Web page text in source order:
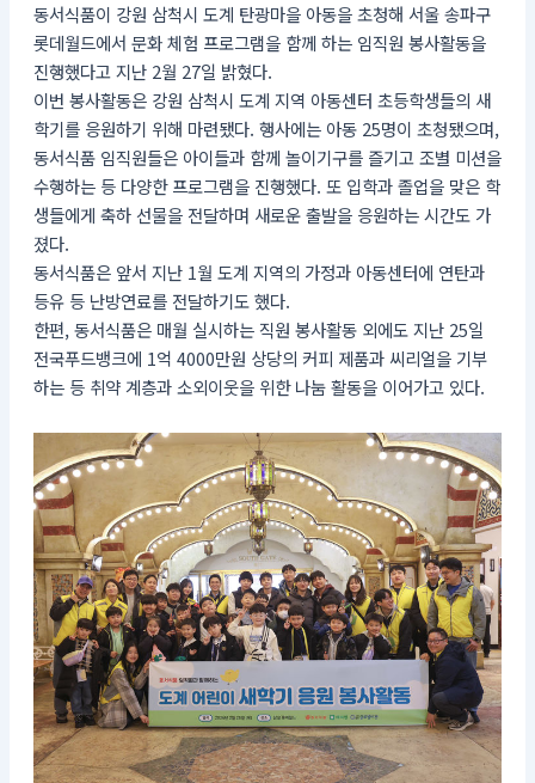
동서식품이 강원 삼척시 도계 탄광마을 아동을 초청해 서울 송파구
롯데월드에서 문화 체험 프로그램을 함께 하는 임직원 봉사활동을
진행했다고 지난 2월 27일 밝혔다.
이번 봉사활동은 강원 삼척시 도계 지역 아동센터 초등학생들의 새
학기를 응원하기 위해 마련됐다. 행사에는 아동 25명이 초청됐으며,
동서식품 임직원들은 아이들과 함께 놀이기구를 즐기고 조별 미션을
수행하는 등 다양한 프로그램을 진행했다. 또 입학과 졸업을 맞은 학
생들에게 축하 선물을 전달하며 새로운 출발을 응원하는 시간도 가
졌다.
동서식품은 앞서 지난 1월 도계 지역의 가정과 아동센터에 연탄과
등유 등 난방연료를 전달하기도 했다.
한편, 동서식품은 매월 실시하는 직원 봉사활동 외에도 지난 25일
전국푸드뱅크에 1억 4000만원 상당의 커피 제품과 씨리얼을 기부
하는 등 취약 계층과 소외이웃을 위한 나눔 활동을 이어가고 있다.